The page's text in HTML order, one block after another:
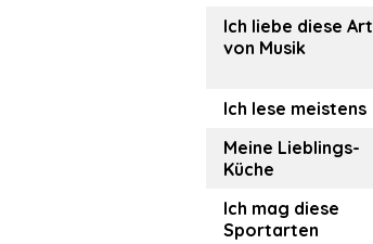
Ich liebe diese Art
von Musik
Ich lese meistens
Meine Lieblings-
Küche
Ich mag diese
Sportarten